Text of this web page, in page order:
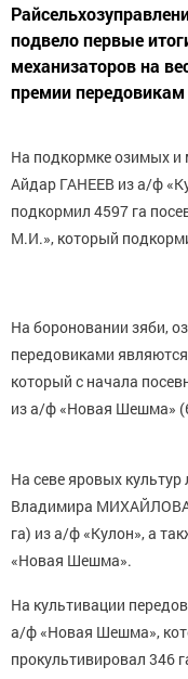
подвело первые
механизаторов на
премии передовикам
На подкормке озимых и
Айдар ГАНЕЕВ из а/ф
подкормил 4597 га
М.И.», который
На бороновании зяби,
передовиками
который с начала
из а/ф «Новая Шешма»
На севе яровых
Владимира МИХАЙЛОВА
га) из а/ф «Кулон», а
«Новая Шешма».
На культивации
а/ф «Новая Шешма»,
прокультивировал 346